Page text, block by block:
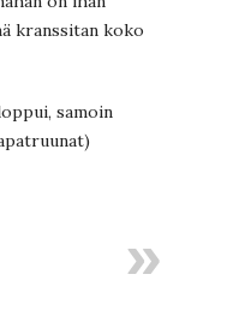
kranssitan koko
samoin